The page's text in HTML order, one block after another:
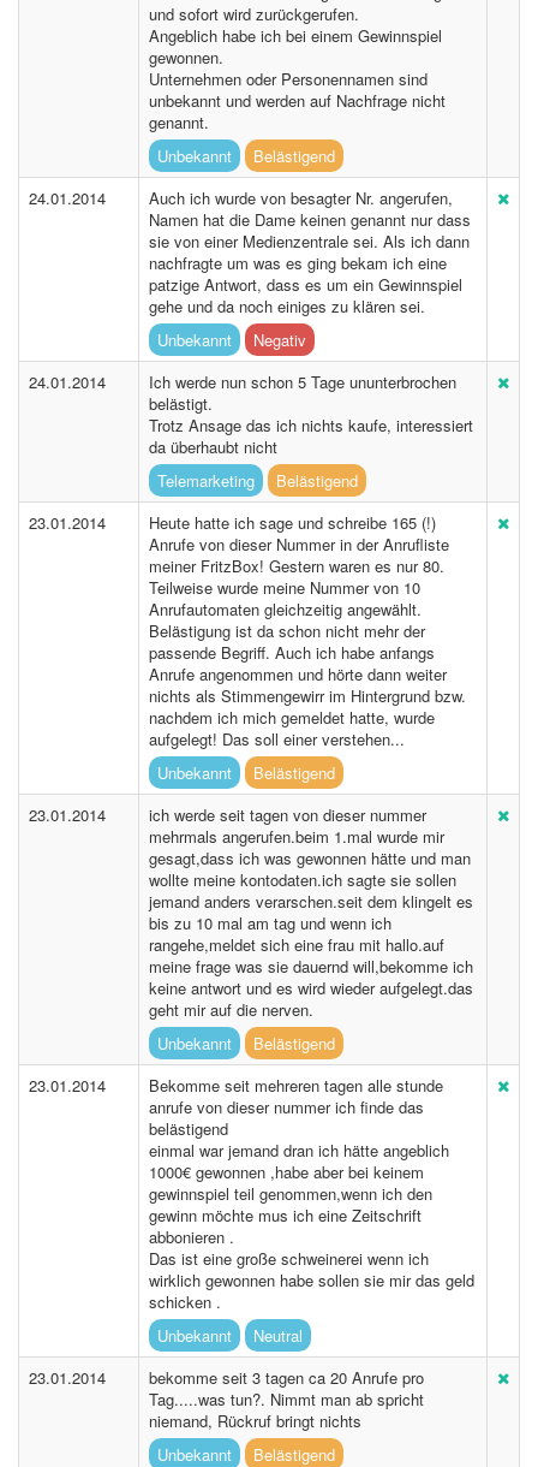
und sofort wird zurückgerufen.
Angeblich habe ich bei einem Gewinnspiel
gewonnen.
Unternehmen oder Personennamen sind
unbekannt und werden auf Nachfrage nicht
genannt.
Unbekannt
Belästigend
24.01.2014
Auch ich wurde von besagter Nr. angerufen,
Namen hat die Dame keinen genannt nur dass
sie von einer Medienzentrale sei. Als ich dann
nachfragte um was es ging bekam ich eine
patzige Antwort, dass es um ein Gewinnspiel
gehe und da noch einiges zu klären sei.
Unbekannt
Negativ
24.01.2014
Ich werde nun schon 5 Tage ununterbrochen
belästigt.
Trotz Ansage das ich nichts kaufe, interessiert
da überhaubt nicht
Telemarketing
Belästigend
23.01.2014
Heute hatte ich sage und schreibe 165 (!)
Anrufe von dieser Nummer in der Anrufliste
meiner FritzBox! Gestern waren es nur 80.
Teilweise wurde meine Nummer von 10
Anrufautomaten gleichzeitig angewählt.
Belästigung ist da schon nicht mehr der
passende Begriff. Auch ich habe anfangs
Anrufe angenommen und hörte dann weiter
nichts als Stimmengewirr im Hintergrund bzw.
nachdem ich mich gemeldet hatte, wurde
aufgelegt! Das soll einer verstehen...
Unbekannt
Belästigend
23.01.2014
ich werde seit tagen von dieser nummer
mehrmals angerufen.beim 1.mal wurde mir
gesagt,dass ich was gewonnen hätte und man
wollte meine kontodaten.ich sagte sie sollen
jemand anders verarschen.seit dem klingelt es
bis zu 10 mal am tag und wenn ich
rangehe,meldet sich eine frau mit hallo.auf
meine frage was sie dauernd will,bekomme ich
keine antwort und es wird wieder aufgelegt.das
geht mir auf die nerven.
Unbekannt
Belästigend
23.01.2014
Bekomme seit mehreren tagen alle stunde
anrufe von dieser nummer ich finde das
belästigend
einmal war jemand dran ich hätte angeblich
1000€ gewonnen ,habe aber bei keinem
gewinnspiel teil genommen,wenn ich den
gewinn möchte mus ich eine Zeitschrift
abbonieren .
Das ist eine große schweinerei wenn ich
wirklich gewonnen habe sollen sie mir das geld
schicken .
Unbekannt
Neutral
23.01.2014
bekomme seit 3 tagen ca 20 Anrufe pro
Tag.....was tun?. Nimmt man ab spricht
niemand, Rückruf bringt nichts
Unbekannt
Belästigend